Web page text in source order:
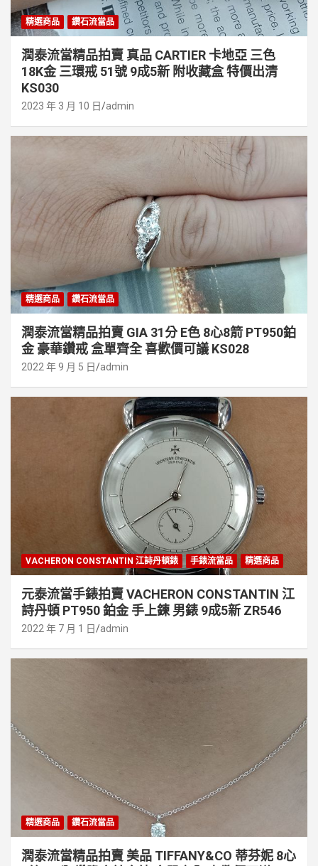
精選商品 鑽石流當品
潤泰流當精品拍賣 真品 CARTIER 卡地亞 三色
18K金 三環戒 51號 9成5新 附收藏盒 特價出清
KS030
2023 年 3 月 10 日 admin
精選商品 鑽石流當品
潤泰流當精品拍賣 GIA 31分 E色 8心8箭 PT950鉑
金 豪華鑽戒 盒單齊全 喜歡價可議 KS028
2022 年 9 月 5 日 admin
VACHERON CONSTANTIN 江詩丹頓錶 手錶流當品 精選商品
元泰流當手錶拍賣 VACHERON CONSTANTIN 江
詩丹頓 PT950 鉑金 手上鍊 男錶 9成5新 ZR546
2022 年 7 月 1 日 admin
精選商品 鑽石流當品
潤泰流當精品拍賣 美品 TIFFANY&CO 蒂芬妮 8心